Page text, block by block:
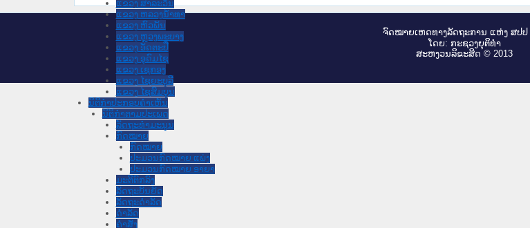
ແຂວງ ສາລະວັນ
ແຂວງ ຫລວງນໍ້າທາ
ແຂວງ ຫົວພັນ
ແຂວງ ຫຼວງພະບາງ
ແຂວງ ອັດຕະປື
ແຂວງ ອຸດົມໄຊ
ແຂວງ ເຊກອງ
ແຂວງ ໄຊຍະບູລີ
ແຂວງ ໄຊສົມບູນ
ນິຕິກໍາປະກອບຄໍາເຫັນ
ນິຕິກໍາຕາມປະເພດ
ລັດຖະທໍາມະນູນ
ກົດໝາຍ
ກົດໝາຍ
ປະມວນກົດໝາຍ ແພ່ງ
ປະມວນກົດໝາຍ ອາຍາ
ມະຕິຕົກລົງ
ລັດຖະບັນຍັດ
ລັດຖະດໍາລັດ
ດໍາລັດ
ຄໍາສັ່ງ
ຈົດ​ໝາຍ​ເຫດ​ທາງ​ລັດ​ຖະ​ການ ແຫ່ງ ສ​ປ​ປ
ໂດຍ: ກະ​ຊວງຍຸ​ຕິ​ທຳ
ສະ​ຫງວນ​ລິ​ຂະ​ສິດ © 2013